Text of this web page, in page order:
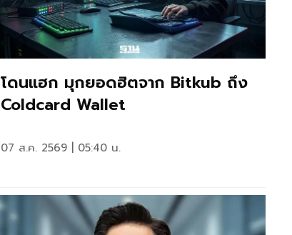
โดนแฮก มุกยอดฮิตจาก Bitkub ถึง
Coldcard Wallet
07 ส.ค. 2569 | 05:40 น.